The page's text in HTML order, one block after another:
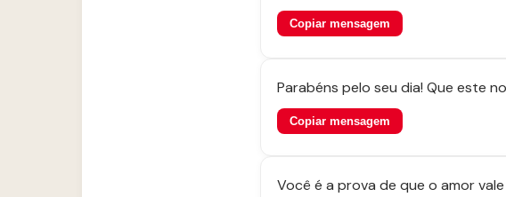
Copiar mensagem
Parabéns pelo seu dia! Que este
Copiar mensagem
Você é a prova de que o amor